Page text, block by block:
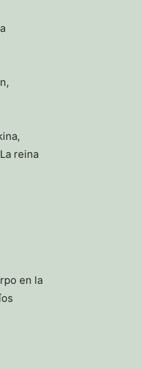
reina
en la